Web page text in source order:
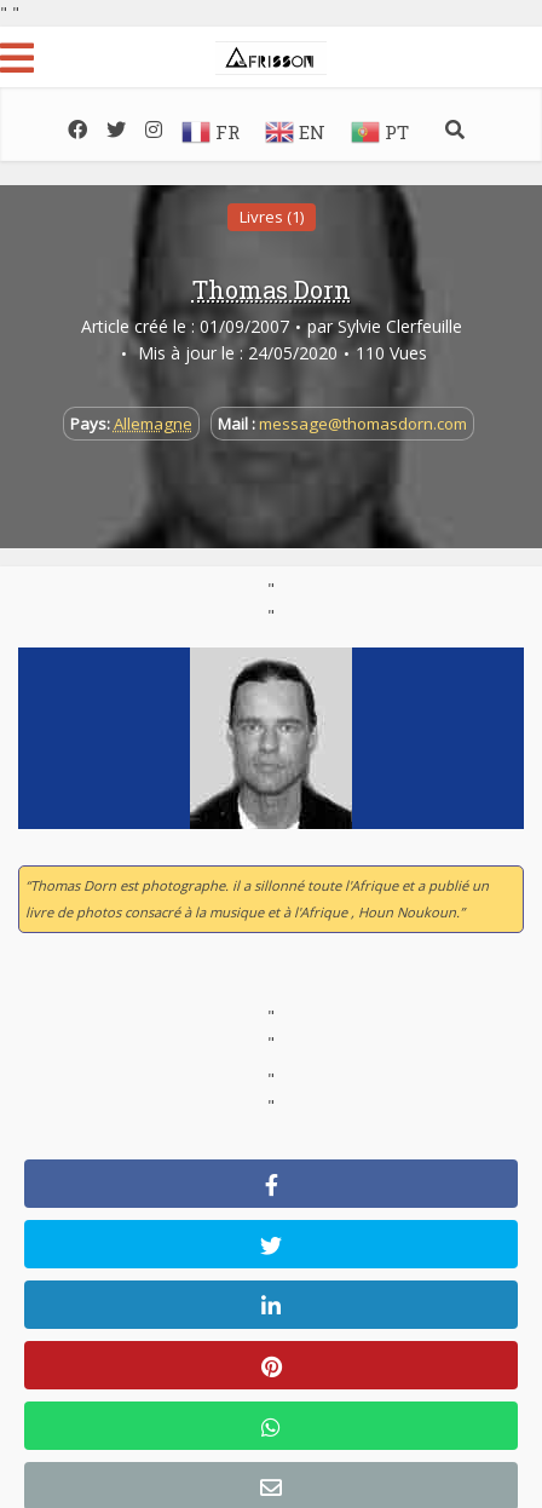
" "
FR EN PT
Livres (1)
Thomas Dorn
Article créé le : 01/09/2007 par Sylvie Clerfeuille
Mis à jour le : 24/05/2020
110 Vues
Pays:Allemagne Mail :message@thomasdorn.com
"
"
“Thomas Dorn est photographe. il a sillonné toute l'Afrique et a publié un
livre de photos consacré à la musique et à l'Afrique , Houn Noukoun.”
"
"
"
"